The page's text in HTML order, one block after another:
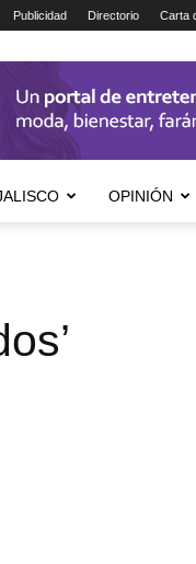
Publicidad Directorio Carta
OPINIÓN